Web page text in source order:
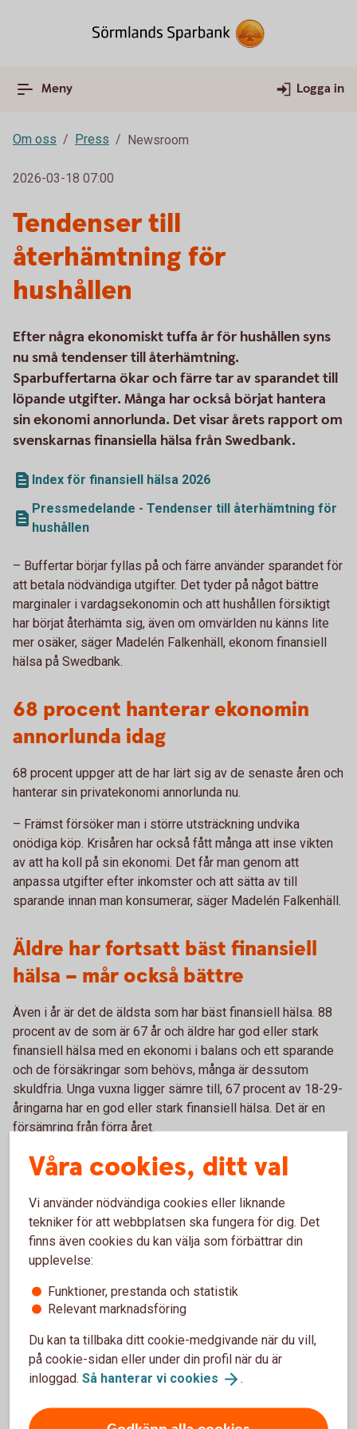
Meny Logga in
Om oss Press Newsroom
2026-03-18 07:00
Tendenser till
återhämtning för
hushållen
Efter några ekonomiskt tuffa år för hushållen syns
nu små tendenser till återhämtning.
Sparbuffertarna ökar och färre tar av sparandet till
löpande utgifter. Många har också börjat hantera
sin ekonomi annorlunda. Det visar årets rapport om
svenskarnas finansiella hälsa från Swedbank.
Index för finansiell hälsa 2026
Pressmedelande - Tendenser till återhämtning för
hushållen
– Buffertar börjar fyllas på och färre använder sparandet för
att betala nödvändiga utgifter. Det tyder på något bättre
marginaler i vardagsekonomin och att hushållen försiktigt
har börjat återhämta sig, även om omvärlden nu känns lite
mer osäker, säger Madelén Falkenhäll, ekonom finansiell
hälsa på Swedbank.
68 procent hanterar ekonomin
annorlunda idag
68 procent uppger att de har lärt sig av de senaste åren och
hanterar sin privatekonomi annorlunda nu.
– Främst försöker man i större utsträckning undvika
onödiga köp. Krisåren har också fått många att inse vikten
av att ha koll på sin ekonomi. Det får man genom att
anpassa utgifter efter inkomster och att sätta av till
sparande innan man konsumerar, säger Madelén Falkenhäll.
Äldre har fortsatt bäst finansiell
hälsa – mår också bättre
Även i år är det de äldsta som har bäst finansiell hälsa. 88
procent av de som är 67 år och äldre har god eller stark
finansiell hälsa med en ekonomi i balans och ett sparande
och de försäkringar som behövs, många är dessutom
skuldfria. Unga vuxna ligger sämre till, 67 procent av 18-29-
åringarna har en god eller stark finansiell hälsa. Det är en
försämring från förra året.
– Att bygga upp sin privatekonomi kan ta tid, så att äldre har
bättre finansiell hälsa är inte konstigt. Det som oroar är att
de yngre backar. De äldre mår också bättre. Med en sund
ekonomi minskar oron och man får bättre förutsättningar att
påverka hur man lever sitt liv, säger Madelén Falkenhäll.
Index för finansiell hälsa mäter årligen svenskarnas balans
mellan inkomster och utgifter, sparande, förmåga att
hantera skulder, koll på försäkringar samt ekonomisk
Läs mer i bifogad rapport eller besök
swedbank.se/ privatekonomi .
Våra cookies, ditt val
Vi använder nödvändiga cookies eller liknande
tekniker för att webbplatsen ska fungera för dig. Det
finns även cookies du kan välja som förbättrar din
upplevelse:
Funktioner, prestanda och statistik
Relevant marknadsföring
Du kan ta tillbaka ditt cookie-medgivande när du vill,
på cookie-sidan eller under din profil när du är
inloggad. Så hanterar vi cookies .